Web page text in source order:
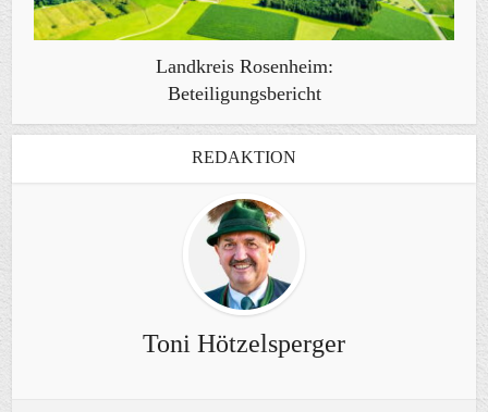
Landkreis Rosenheim:
Beteiligungsbericht
REDAKTION
Toni Hötzelsperger